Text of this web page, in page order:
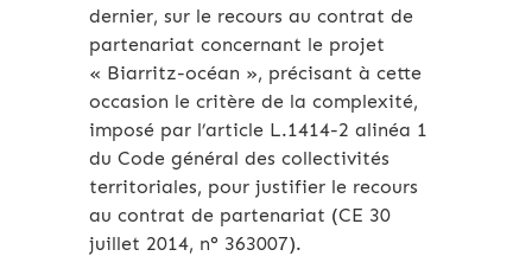
dernier, sur le recours au contrat de
partenariat concernant le projet
« Biarritz-océan », précisant à cette
occasion le critère de la complexité,
imposé par l’article L.1414-2 alinéa 1
du Code général des collectivités
territoriales, pour justifier le recours
au contrat de partenariat (CE 30
juillet 2014, n° 363007).